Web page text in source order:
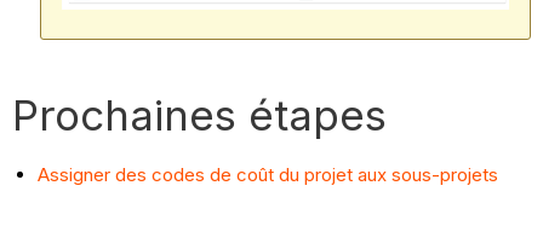
Prochaines étapes
Assigner des codes de coût du projet aux sous-projets